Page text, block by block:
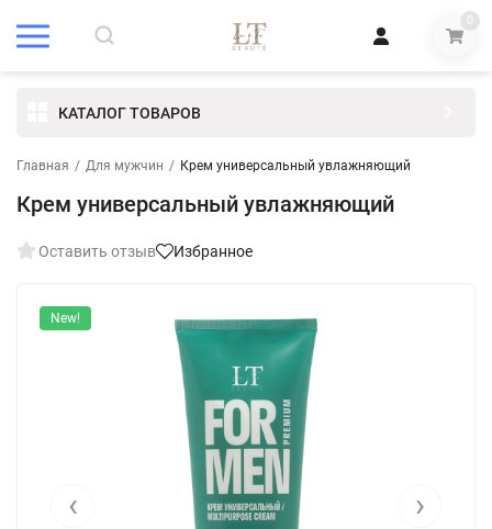
0
КАТАЛОГ ТОВАРОВ
Главная / Для мужчин / Крем универсальный увлажняющий
Крем универсальный увлажняющий
Оставить отзыв Избранное
New!
‹ ›